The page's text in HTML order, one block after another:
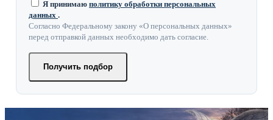
Я принимаю политику обработки персональных
данных .
Согласно Федеральному закону «О персональных данных»
перед отправкой данных необходимо дать согласие.
Получить подбор